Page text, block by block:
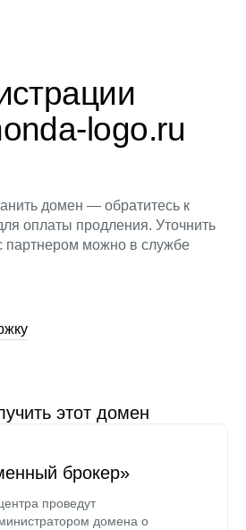
logo.ru
домен — обратитесь к
оплаты продления. Уточнить
партнером можно в службе
этот домен
брокер»
проведут
домена о